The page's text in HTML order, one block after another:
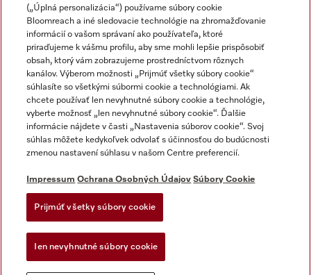
Impressum
Obchodné podmienky
Ochrana osobných údajov
Dodacie podmienky
Akt o digitalnych sluzbach
Miele na Instagrame
Miele na YouTube
(„Úplná personalizácia“) používame súbory cookie
Bloomreach a iné sledovacie technológie na zhromažďovanie
informácií o vašom správaní ako používateľa, ktoré
priraďujeme k vášmu profilu, aby sme mohli lepšie prispôsobiť
obsah, ktorý vám zobrazujeme prostredníctvom rôznych
kanálov. Výberom možnosti „Prijmúť všetky súbory cookie“
súhlasíte so všetkými súbormi cookie a technológiami. Ak
chcete používať len nevyhnutné súbory cookie a technológie,
vyberte možnosť „len nevyhnutné súbory cookie“. Ďalšie
informácie nájdete v časti „Nastavenia súborov cookie“. Svoj
súhlas môžete kedykoľvek odvolať s účinnosťou do budúcnosti
zmenou nastavení súhlasu v našom Centre preferencií.
Impressum Ochrana Osobných Údajov Súbory Cookie
Prijmúť všetky súbory cookie
Ien nevyhnutné súbory cookie